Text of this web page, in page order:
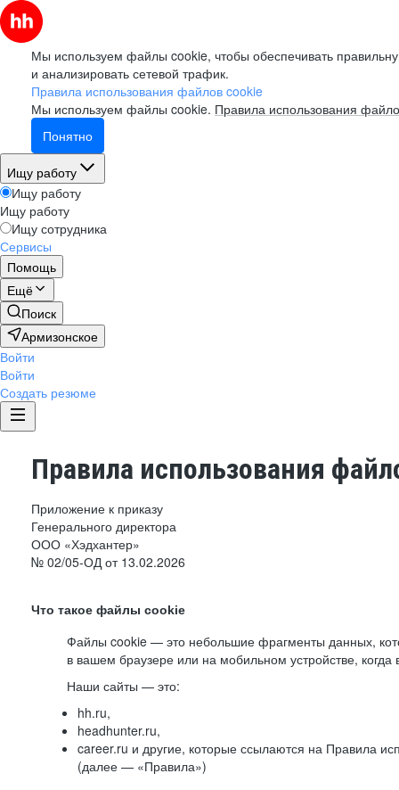
Мы используем файлы cookie, чтобы обеспечивать
и анализировать сетевой трафик.
Правила использования файлов cookie
Мы используем файлы cookie. Правила использования
Понятно
Ищу работу
Ищу работу
Ищу работу
Ищу сотрудника
Сервисы
Помощь
Ещё
Поиск
Армизонское
Войти
Войти
Создать резюме
Правила использования
Приложение к приказу
Генерального директора
ООО «Хэдхантер»
№ 02/05-ОД от 13.02.2026
Что такое файлы cookie
Файлы cookie — это небольшие фрагменты данных,
в вашем браузере или на мобильном устройстве,
Наши сайты — это:
hh.ru,
headhunter.ru,
career.ru и другие, которые ссылаются на Правила
(далее — «Правила»)